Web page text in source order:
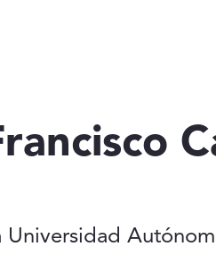
Universidad